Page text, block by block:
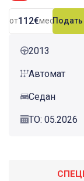
от112€мес.Подать
2013
Автомат
Седан
ТО: 05.2026